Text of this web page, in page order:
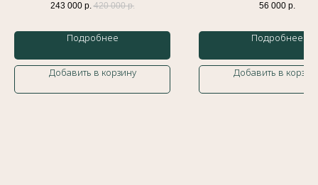
243 000 р. 420 000 р.
Подробнее
Добавить в корзину
56 000 р.
Подробнее
Добавить в
Контакты
Колье
Оферта
Политика обработки персональных данных